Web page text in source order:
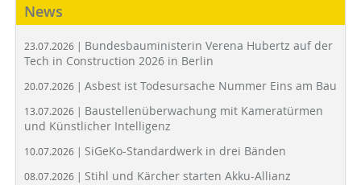
News
23.07.2026 | Bundesbauministerin Verena Hubertz auf der
Tech in Construction 2026 in Berlin
20.07.2026 | Asbest ist Todesursache Nummer Eins am Bau
13.07.2026 | Baustellenüberwachung mit Kameratürmen
und Künstlicher Intelligenz
10.07.2026 | SiGeKo-Standardwerk in drei Bänden
08.07.2026 | Stihl und Kärcher starten Akku-Allianz